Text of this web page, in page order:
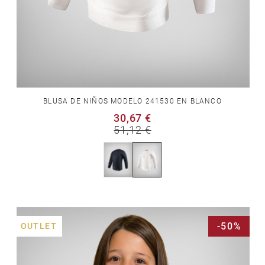
BLUSA DE NIÑOS MODELO 241530 EN BLANCO
30,67 €
51,12 €
OUTLET -50%